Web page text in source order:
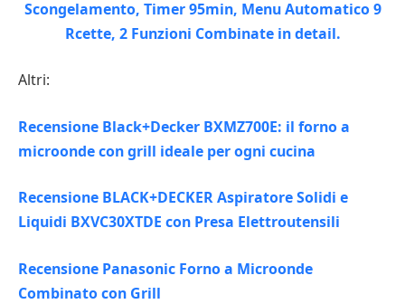
Altri:
Recensione Black+Decker BXMZ700E: il forno a
microonde con grill ideale per ogni cucina
Recensione BLACK+DECKER Aspiratore Solidi e
Liquidi BXVC30XTDE con Presa Elettroutensili
Recensione Panasonic Forno a Microonde
Combinato con Grill